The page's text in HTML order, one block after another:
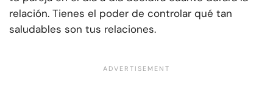
relación. Tienes el poder de controlar qué tan
saludables son tus relaciones.